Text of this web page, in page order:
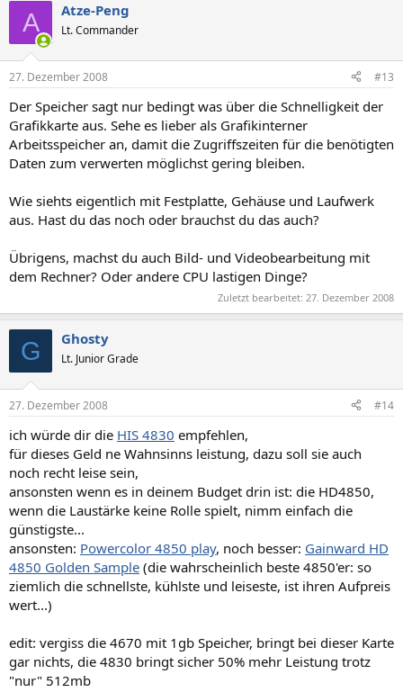
A Atze-Peng
Lt. Commander
27. Dezember 2008 #13
Der Speicher sagt nur bedingt was über die Schnelligkeit der
Grafikkarte aus. Sehe es lieber als Grafikinterner
Arbeitsspeicher an, damit die Zugriffszeiten für die benötigten
Daten zum verwerten möglichst gering bleiben.
Wie siehts eigentlich mit Festplatte, Gehäuse und Laufwerk
aus. Hast du das noch oder brauchst du das auch?
Übrigens, machst du auch Bild- und Videobearbeitung mit
dem Rechner? Oder andere CPU lastigen Dinge?
Zuletzt bearbeitet: 27. Dezember 2008
G Ghosty
Lt. Junior Grade
27. Dezember 2008 #14
ich würde dir die HIS 4830 empfehlen,
für dieses Geld ne Wahnsinns leistung, dazu soll sie auch
noch recht leise sein,
ansonsten wenn es in deinem Budget drin ist: die HD4850,
wenn die Laustärke keine Rolle spielt, nimm einfach die
günstigste...
ansonsten: Powercolor 4850 play, noch besser: Gainward HD
4850 Golden Sample (die wahrscheinlich beste 4850'er: so
ziemlich die schnellste, kühlste und leiseste, ist ihren Aufpreis
wert...)
edit: vergiss die 4670 mit 1gb Speicher, bringt bei dieser Karte
gar nichts, die 4830 bringt sicher 50% mehr Leistung trotz
"nur" 512mb